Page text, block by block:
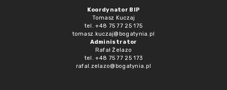
Koordynator BIP
Tomasz Kuczaj
tel. +48 75 77 25 175
tomasz.kuczaj@bogatynia.pl
Administrator
Rafał Żelazo
tel. +48 75 77 25 173
rafal.zelazo@bogatynia.pl